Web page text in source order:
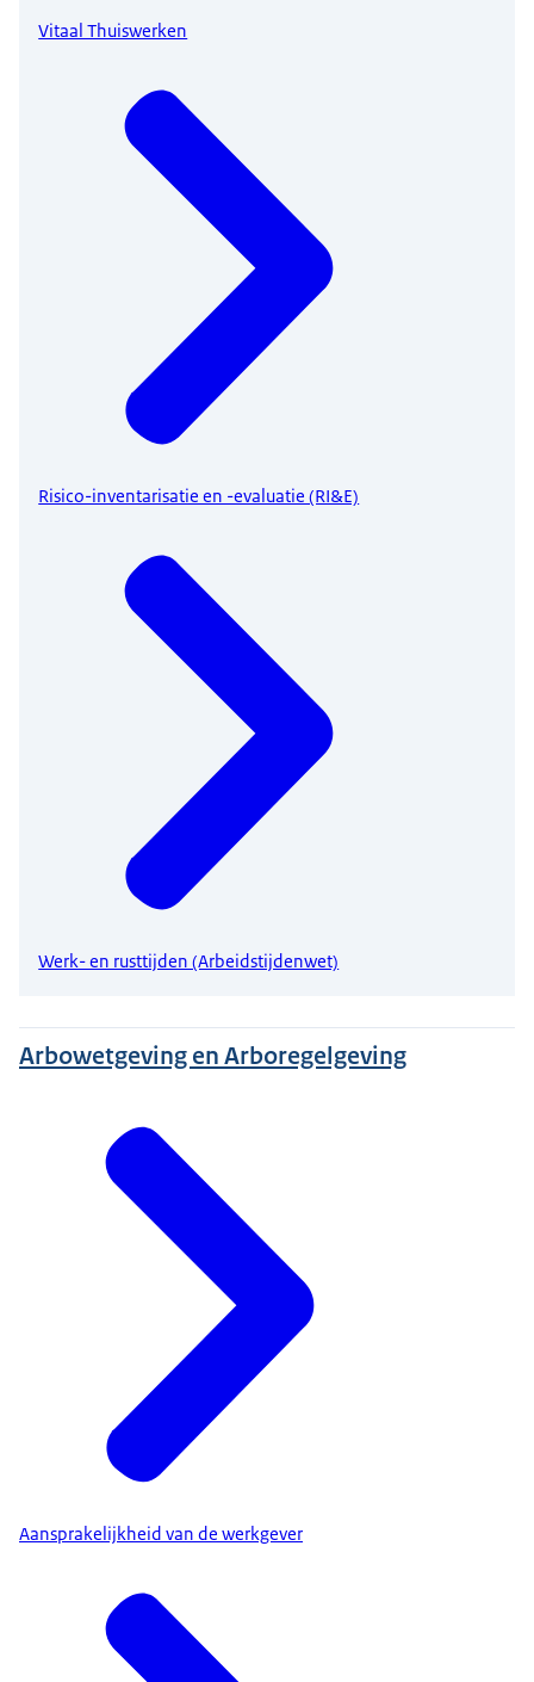
Vitaal Thuiswerken
Risico-inventarisatie en -evaluatie (RI&E)
Werk- en rusttijden (Arbeidstijdenwet)
Arbowetgeving en Arboregelgeving
Aansprakelijkheid van de werkgever